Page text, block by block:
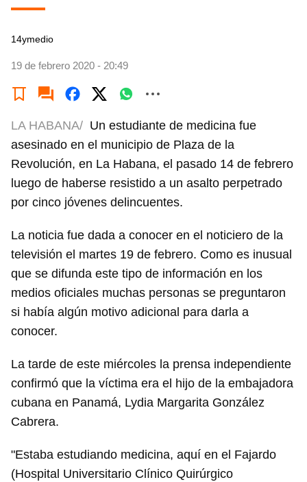
14ymedio
19 de febrero 2020 - 20:49
LA HABANA/ Un estudiante de medicina fue
asesinado en el municipio de Plaza de la
Revolución, en La Habana, el pasado 14 de febrero
luego de haberse resistido a un asalto perpetrado
por cinco jóvenes delincuentes.
La noticia fue dada a conocer en el noticiero de la
televisión el martes 19 de febrero. Como es inusual
que se difunda este tipo de información en los
medios oficiales muchas personas se preguntaron
si había algún motivo adicional para darla a
conocer.
La tarde de este miércoles la prensa independiente
confirmó que la víctima era el hijo de la embajadora
cubana en Panamá, Lydia Margarita González
Cabrera.
"Estaba estudiando medicina, aquí en el Fajardo
(Hospital Universitario Clínico Quirúrgico